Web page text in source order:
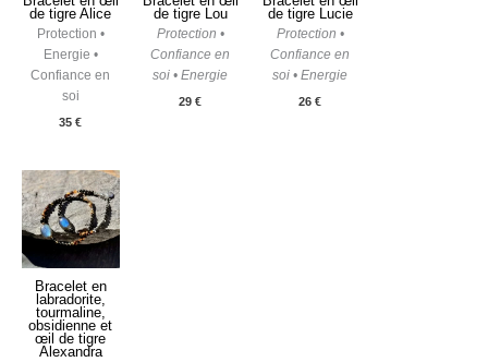
de tigre Alice
Protection •
Energie •
Confiance en
soi
35€
de tigre Lou
Protection •
Confiance en
soi • Energie
29€
de tigre Lucie
Protection •
Confiance en
soi • Energie
26€
Bracelet en
labradorite,
tourmaline,
obsidienne et
œil de tigre
Alexandra